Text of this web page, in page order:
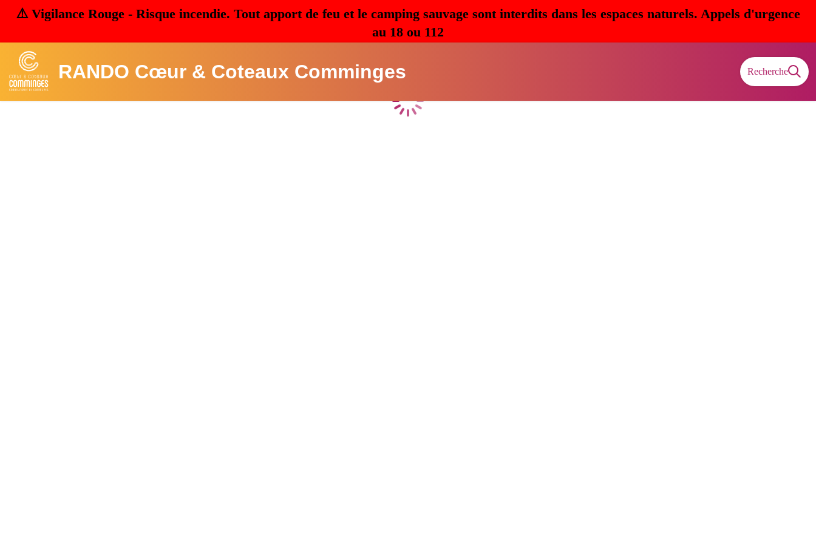
⚠️ Vigilance Rouge - Risque incendie. Tout apport de feu et le camping sauvage sont interdits dans les espaces naturels. Appels d'urgence
au 18 ou 112
RANDO Cœur & Coteaux Comminges Recherche
Chargement